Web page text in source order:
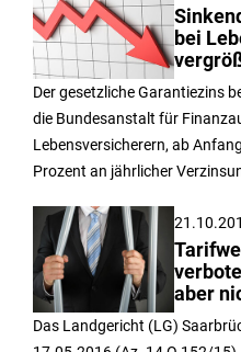
bei
Der gesetzliche Garantiezins
die Bundesanstalt für
Lebensversicherern, ab
Prozent an jährlicher
aber
Das Landgericht (LG)